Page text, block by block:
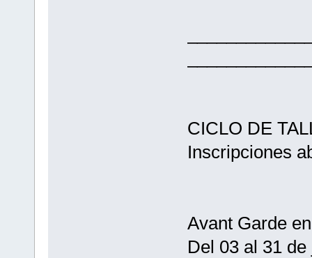
CICLO DE
Inscripciones
Avant Garde
Del 03 al 31 de